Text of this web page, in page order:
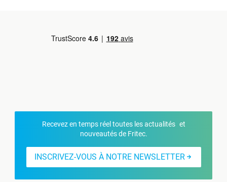
Recevez en temps réel toutes les actualités et
nouveautés de Fritec.
INSCRIVEZ-VOUS À NOTRE NEWSLETTER